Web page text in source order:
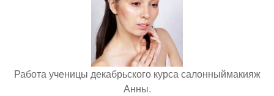
Работа ученицы декабрьского курса салонныймакияж
Анны.